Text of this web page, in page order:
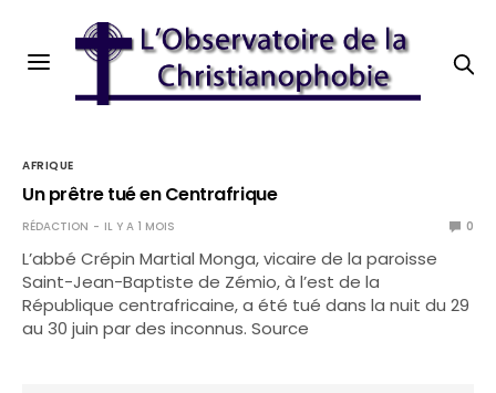
AFRIQUE
Un prêtre tué en Centrafrique
RÉDACTION IL Y A 1 MOIS 0
L’abbé Crépin Martial Monga, vicaire de la paroisse
Saint-Jean-Baptiste de Zémio, à l’est de la
République centrafricaine, a été tué dans la nuit du 29
au 30 juin par des inconnus. Source